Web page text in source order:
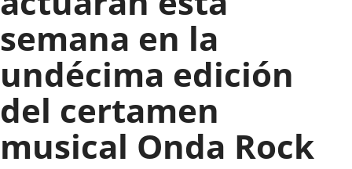
semana en la
undécima edición
del certamen
musical Onda Rock